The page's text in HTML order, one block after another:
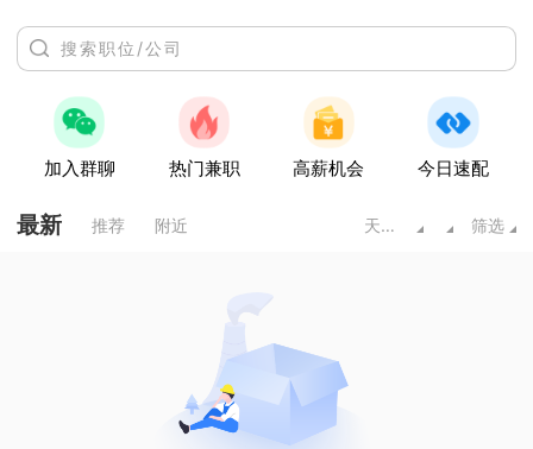
加入群聊 热门兼职 高薪机会 今日速配
最新 推荐 附近 天水甘肃 筛选